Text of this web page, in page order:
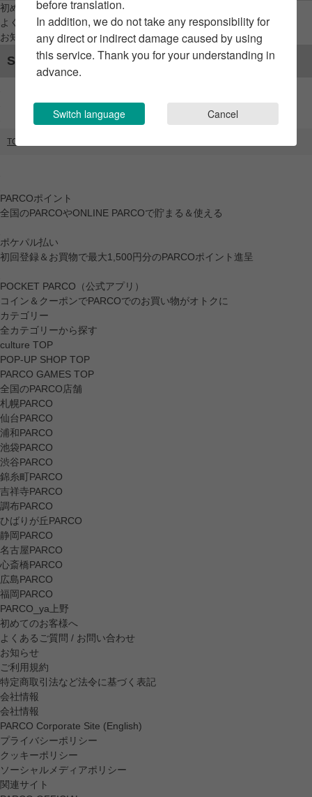
初めてのお客様へ
よくあるご質問 / お問い合わせ
お知らせ
SNSアカウント
TOP
PARCOポイント
全国のPARCOやONLINE PARCOで貯まる＆使える
ポケパル払い
初回登録＆お買物で最大1,500円分のPARCOポイント進呈
POCKET PARCO（公式アプリ）
コイン＆クーポンでPARCOでのお買い物がオトクに
カテゴリー
全カテゴリーから探す
culture TOP
POP-UP SHOP TOP
PARCO GAMES TOP
全国のPARCO店舗
札幌PARCO
仙台PARCO
浦和PARCO
池袋PARCO
渋谷PARCO
錦糸町PARCO
吉祥寺PARCO
調布PARCO
ひばりが丘PARCO
静岡PARCO
名古屋PARCO
心斎橋PARCO
広島PARCO
福岡PARCO
PARCO_ya上野
初めてのお客様へ
よくあるご質問 / お問い合わせ
お知らせ
ご利用規約
特定商取引法など法令に基づく表記
会社情報
会社情報
PARCO Corporate Site (English)
プライバシーポリシー
クッキーポリシー
ソーシャルメディアポリシー
関連サイト
before translation.
In addition, we do not take any responsibility for
any direct or indirect damage caused by using
this service. Thank you for your understanding in
advance.
Switch language Cancel